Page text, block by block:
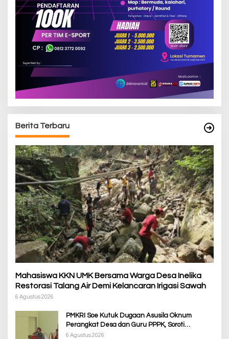
Berita Terbaru
Mahasiswa KKN UMK Bersama Warga Desa Inelika
Restorasi Talang Air Demi Kelancaran Irigasi Sawah
6 Agustus 2026
PMKRI Soe Kutuk Dugaan Asusila Oknum
Perangkat Desa dan Guru PPPK, Soroti
Ketimpangan Penanganan Pemkab TTS
6 Agustus 2026